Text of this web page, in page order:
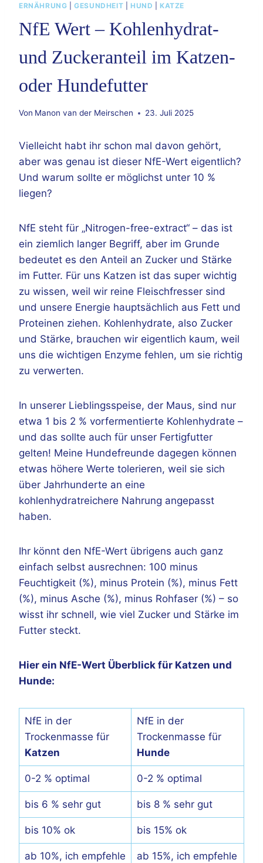
ERNÄHRUNG |GESUNDHEIT HUND |KATZE
NfE Wert – Kohlenhydrat-
und Zuckeranteil im Katzen-
oder Hundefutter
Von Manon van der Meirschen 23. Juli 2025
Vielleicht habt ihr schon mal davon gehört,
aber was genau ist dieser NfE-Wert eigentlich?
Und warum sollte er möglichst unter 10 %
liegen?
NfE steht für „Nitrogen-free-extract“ – das ist
ein ziemlich langer Begriff, aber im Grunde
bedeutet es den Anteil an Zucker und Stärke
im Futter. Für uns Katzen ist das super wichtig
zu wissen, weil wir reine Fleischfresser sind
und unsere Energie hauptsächlich aus Fett und
Proteinen ziehen. Kohlenhydrate, also Zucker
und Stärke, brauchen wir eigentlich kaum, weil
uns die wichtigen Enzyme fehlen, um sie richtig
zu verwerten.
In unserer Lieblingsspeise, der Maus, sind nur
etwa 1 bis 2 % vorfermentierte Kohlenhydrate –
und das sollte auch für unser Fertigfutter
gelten! Meine Hundefreunde dagegen können
etwas höhere Werte tolerieren, weil sie sich
über Jahrhunderte an eine
kohlenhydratreichere Nahrung angepasst
haben.
Ihr könnt den NfE-Wert übrigens auch ganz
einfach selbst ausrechnen: 100 minus
Feuchtigkeit (%), minus Protein (%), minus Fett
(%), minus Asche (%), minus Rohfaser (%) – so
wisst ihr schnell, wie viel Zucker und Stärke im
Futter steckt.
Hier ein NfE-Wert Überblick für Katzen und
Hunde:
NfE in der
Trockenmasse für
Katzen
NfE in der
Trockenmasse für
Hunde
0-2 % optimal 0-2 % optimal
bis 6 % sehr gut bis 8 % sehr gut
bis 10% ok bis 15% ok
ab 10%, ich empfehle
ab 15%, ich empfehle